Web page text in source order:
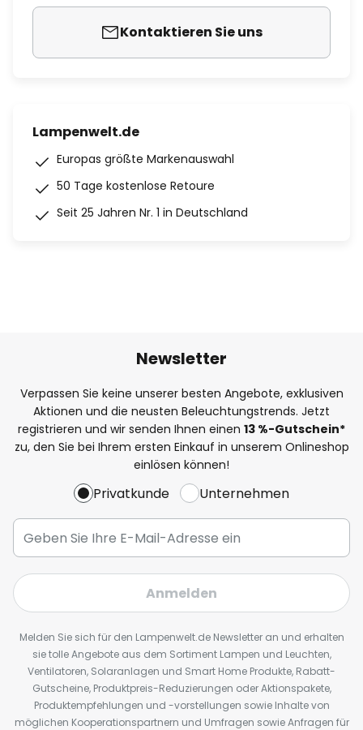
Kontaktieren Sie uns
Lampenwelt.de
Europas größte Markenauswahl
50 Tage kostenlose Retoure
Seit 25 Jahren Nr. 1 in Deutschland
Newsletter
Verpassen Sie keine unserer besten Angebote, exklusiven
Aktionen und die neusten Beleuchtungstrends. Jetzt
registrieren und wir senden Ihnen einen 13 %-Gutschein*
zu, den Sie bei Ihrem ersten Einkauf in unserem Onlineshop
einlösen können!
Privatkunde Unternehmen
Anmelden
Melden Sie sich für den Lampenwelt.de Newsletter an und erhalten
sie tolle Angebote aus dem Sortiment Lampen und Leuchten,
Ventilatoren, Solaranlagen und Smart Home Produkte, Rabatt-
Gutscheine, Produktpreis-Reduzierungen oder Aktionspakete,
Produktempfehlungen und -vorstellungen sowie Inhalte von
möglichen Kooperationspartnern und Umfragen sowie Anfragen für